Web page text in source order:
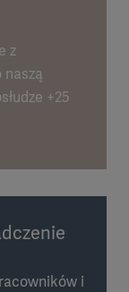
z
+25
i